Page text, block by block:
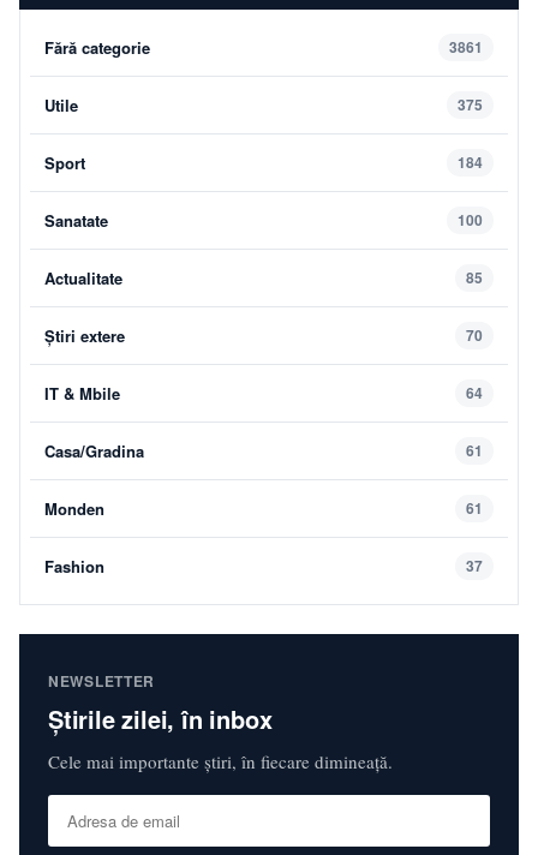
Fără categorie 3861
Utile 375
Sport 184
Sanatate 100
Actualitate 85
Știri extere 70
IT & Mbile 64
Casa/Gradina 61
Monden 61
Fashion 37
NEWSLETTER
Știrile zilei, în inbox
Cele mai importante știri, în fiecare dimineață.